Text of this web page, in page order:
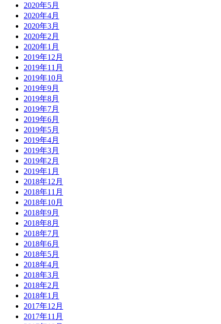
2020年5月
2020年4月
2020年3月
2020年2月
2020年1月
2019年12月
2019年11月
2019年10月
2019年9月
2019年8月
2019年7月
2019年6月
2019年5月
2019年4月
2019年3月
2019年2月
2019年1月
2018年12月
2018年11月
2018年10月
2018年9月
2018年8月
2018年7月
2018年6月
2018年5月
2018年4月
2018年3月
2018年2月
2018年1月
2017年12月
2017年11月